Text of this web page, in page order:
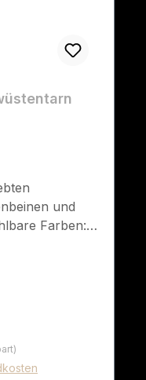
und
Farben: